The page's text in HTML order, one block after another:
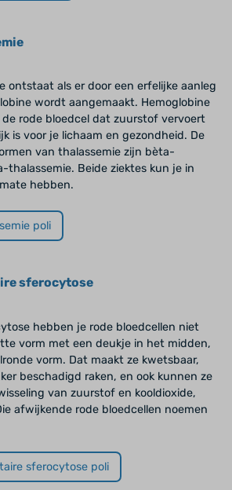
ontstaat als er door een erfelijke aanleg
wordt aangemaakt. Hemoglobine
rode bloedcel dat zuurstof vervoert
is voor je lichaam en gezondheid. De
van thalassemie zijn bèta-
thalassemie. Beide ziektes kun je in
hebben.
poli
sferocytose
hebben je rode bloedcellen niet
vorm met een deukje in het midden,
vorm. Dat maakt ze kwetsbaar,
beschadigd raken, en ook kunnen ze
van zuurstof en kooldioxide,
afwijkende rode bloedcellen noemen
sferocytose poli